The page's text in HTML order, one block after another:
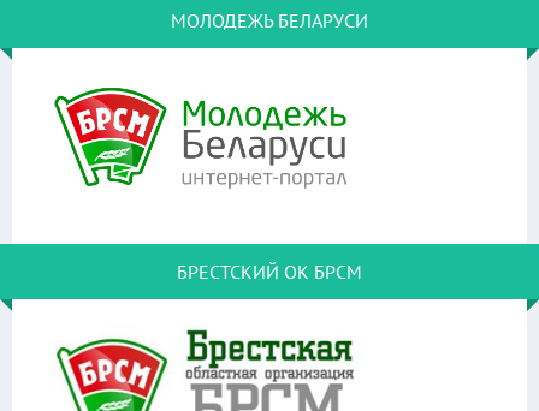
МОЛОДЕЖЬ БЕЛАРУСИ
БРЕСТСКИЙ ОК БРСМ